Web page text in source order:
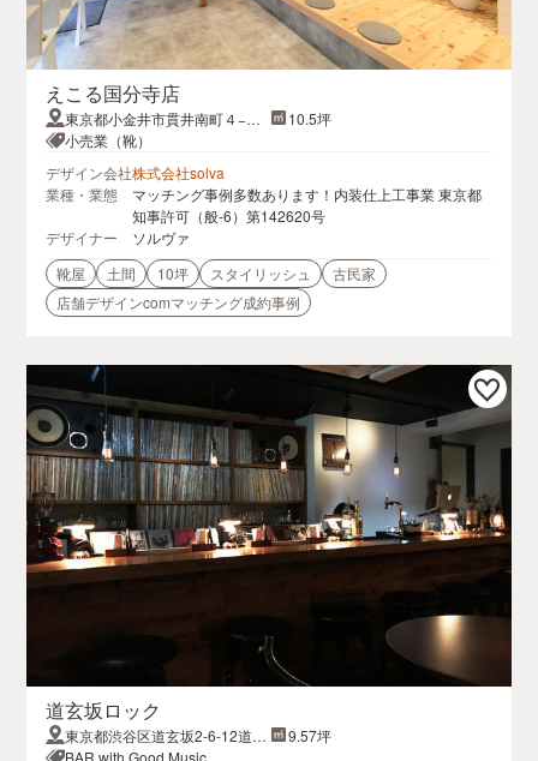
えこる国分寺店
東京都小金井市貫井南町４−２
６−３
10.5坪
小売業（靴）
デザイン会社株式会社solva
業種・業態
マッチング事例多数あります！内装仕上工事業 東京都
知事許可（般-6）第142620号
デザイナー
ソルヴァ
靴屋
土間 10坪 スタイリッシュ
古民家
店舗デザインcomマッチング成約事例
道玄坂ロック
東京都渋谷区道玄坂2-6-12道玄
坂トロワービル5F
9.57坪
BAR with Good Music